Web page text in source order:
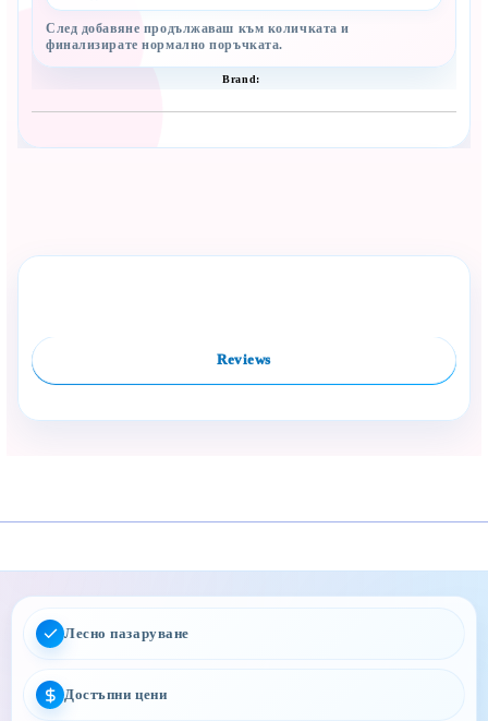
След добавяне продължаваш към количката и
финализирате нормално поръчката.
Brand:
Reviews
Лесно пазаруване
Достъпни цени